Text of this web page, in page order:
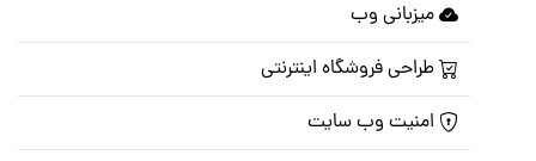
میزبانی وب
طراحی فروشگاه اینترنتی
امنیت وب سایت